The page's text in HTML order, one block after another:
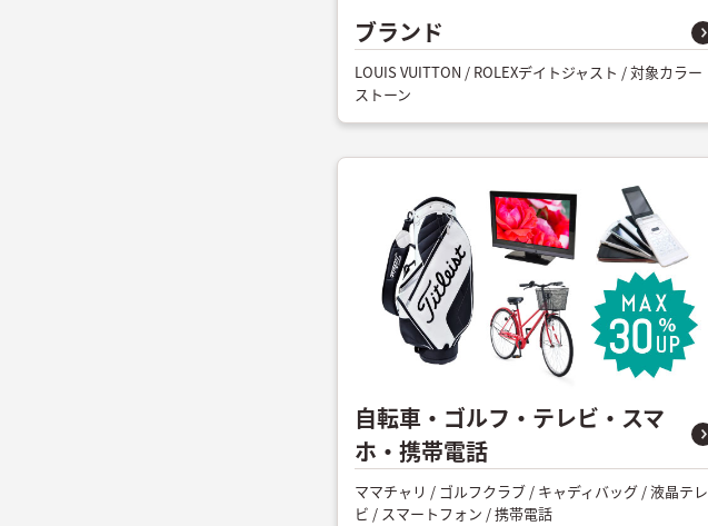
ブランド
LOUIS VUITTON / ROLEXデイトジャスト / 対象カラー
ストーン
自転車・ゴルフ・テレビ・スマ
ホ・携帯電話
ママチャリ / ゴルフクラブ / キャディバッグ / 液晶テレ
ビ / スマートフォン / 携帯電話